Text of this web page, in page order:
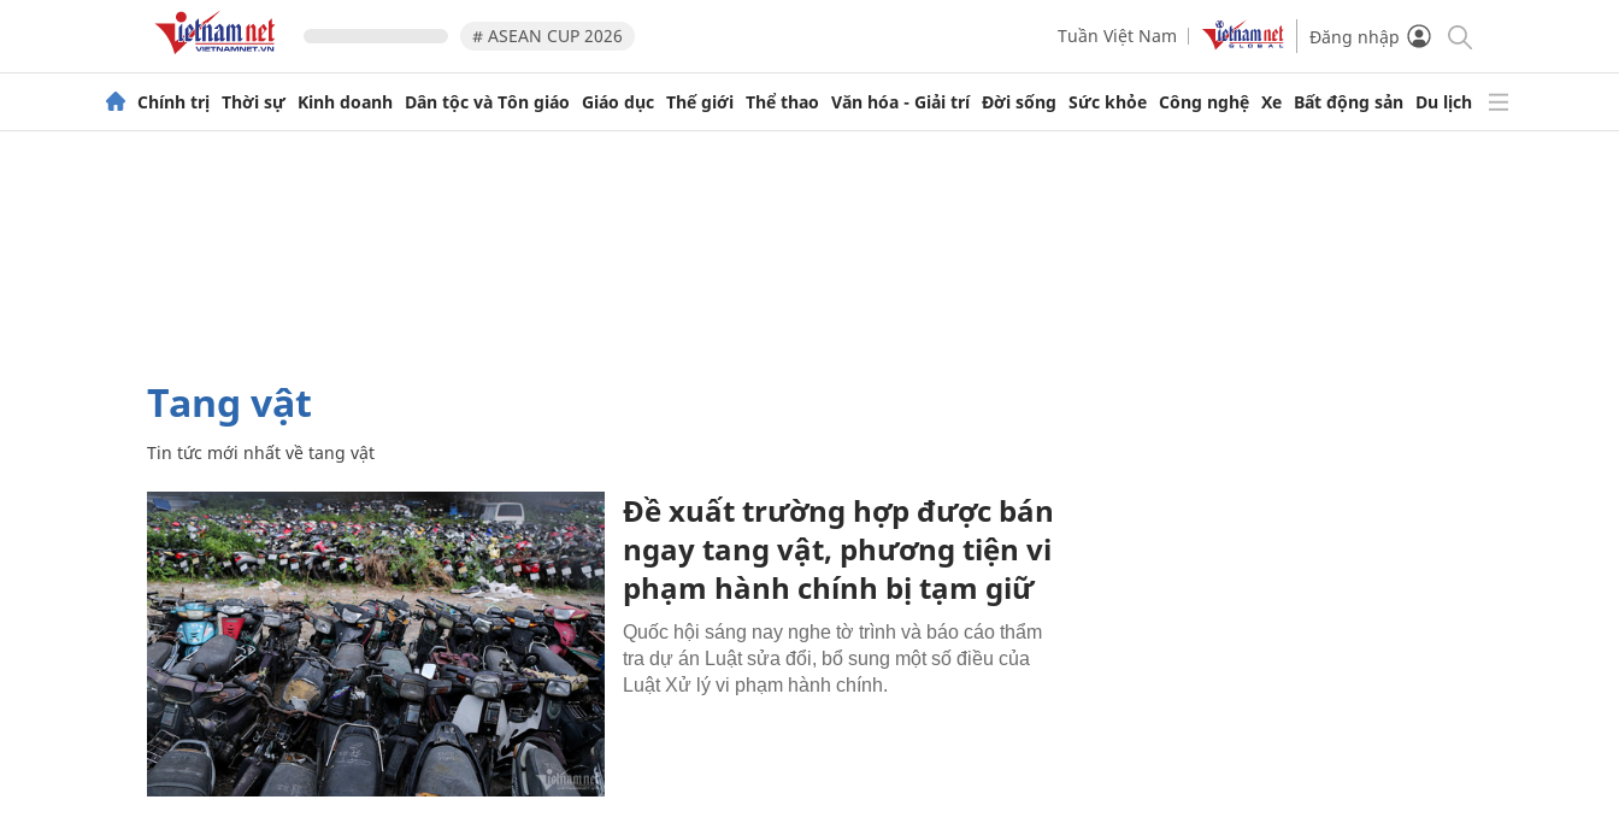
# ASEAN CUP 2026 Tuần Việt Nam Đăng nhập
Chính trị Thời sự Kinh doanh Dân tộc và Tôn giáo Giáo dục Thế giới Thể thao Văn hóa - Giải trí Đời sống Sức khỏe Công nghệ Xe Bất động sản Du lịch
tang vật
Tin tức mới nhất về tang vật
Đề xuất trường hợp được bán
ngay tang vật, phương tiện vi
phạm hành chính bị tạm giữ
Quốc hội sáng nay nghe tờ trình và báo cáo thẩm
tra dự án Luật sửa đổi, bổ sung một số điều của
Luật Xử lý vi phạm hành chính.